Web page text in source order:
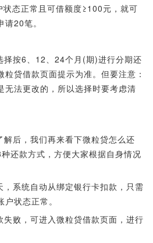
态正常且可借额度≥100元，就可
20笔。
择按6、12、24个月(期)进行分期还
贷借款页面提示为准。但要注意：
无法更改的，所以选择时要考虑清
后，我们再来看下微粒贷怎么还
还款方式，方便大家根据自身情况
，系统自动从绑定银行卡扣款，只需
状态正常。
败，可进入微粒贷借款页面，进行